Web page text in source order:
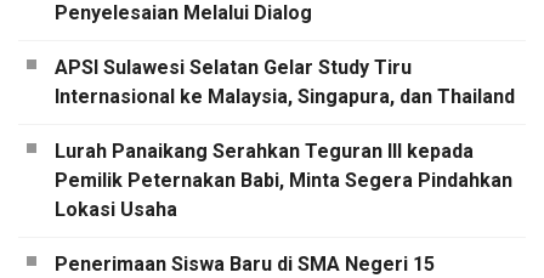
Penyelesaian Melalui Dialog
APSI Sulawesi Selatan Gelar Study Tiru
Internasional ke Malaysia, Singapura, dan Thailand
Lurah Panaikang Serahkan Teguran III kepada
Pemilik Peternakan Babi, Minta Segera Pindahkan
Lokasi Usaha
Penerimaan Siswa Baru di SMA Negeri 15